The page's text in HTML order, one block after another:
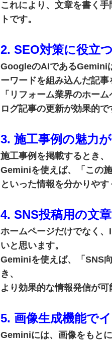
これにより、 文章を書く手
トです。
2. SEO対策に役立
GoogleのAIであるGemini
ーワードを組み込んだ記事
「リフォーム業界のホー
ログ記事の更新が効果的で
3. 施工事例の魅力
施工事例を掲載するとき、
Geminiを使えば、「この
といった情報を分かりやす
4. SNS投稿用の文
ホームページだけでなく、
いと思います。
Geminiを使えば、「SNS
き、
より効果的な情報発信が可
5. 画像生成機能でイ
Geminiには、画像をもと